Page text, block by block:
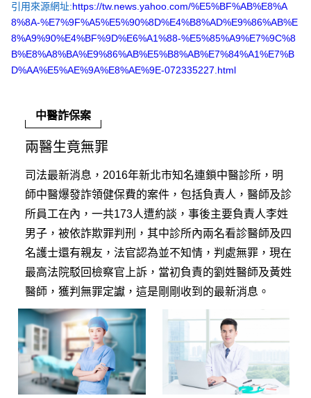
引用來源網址:https://tw.news.yahoo.com/%E5%BF%AB%E8%A
8%8A-%E7%9F%A5%E5%90%8D%E4%B8%AD%E9%86%AB%E
8%A9%90%E4%BF%9D%E6%A1%88-%E5%85%A9%E7%9C%8
B%E8%A8%BA%E9%86%AB%E5%B8%AB%E7%84%A1%E7%B
D%AA%E5%AE%9A%E8%AE%9E-072335227.html
中醫詐保案
兩醫生竟無罪
司法最新消息，2016年新北市知名連鎖中醫診所，明
師中醫爆發詐領健保費的案件，包括負責人，醫師及診
所員工在內，一共173人遭約談，事後主要負責人李姓
男子，被依詐欺罪判刑，其中診所內兩名看診醫師及四
名護士還有親友，法官認為並不知情，判處無罪，現在
最高法院駁回檢察官上訴，當初負責的劉姓醫師及黃姓
醫師，獲判無罪定讞，這是剛剛收到的最新消息。